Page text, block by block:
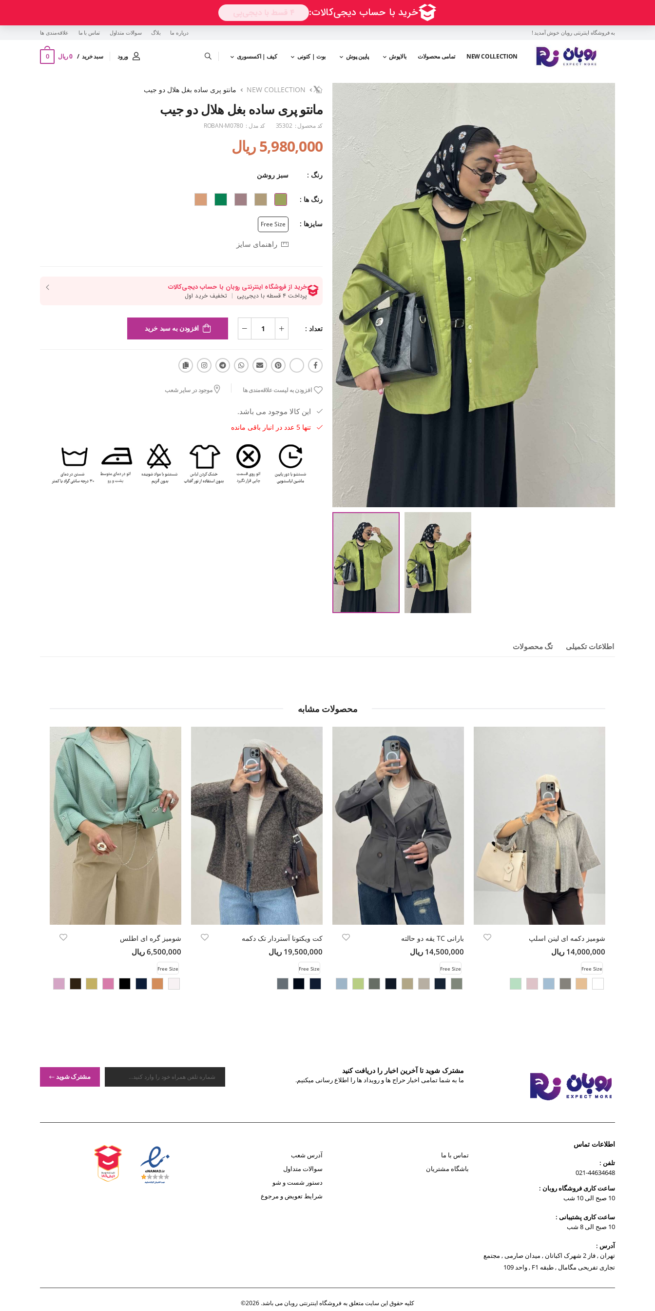
به فروشگاه اینترنتی روبان خوش آمدید ! درباره ما بلاگ سوالات متداول تماس با ما ‌علاقه‌مندی ها
NEW COLLECTION تمامی محصولات بالاپوش پایین پوش بوت | کتونی کیف | اکسسوری ورود سبد خرید 0 ریال 0
NEW COLLECTION مانتو پری ساده بغل هلال دو جیب
مانتو پری ساده بغل هلال دو جیب
کد محصول : 35302 کد مدل : ROBAN-M0780
5,980,000 ریال
رنگ : سبز روشن
رنگ ها :
سایزها : Free Size
راهنمای سایز
تعداد : افزودن به سبد خرید
افزودن به لیست علاقه‌مندی ها موجود در سایر شعب
این کالا موجود می باشد.
تنها 5 عدد در انبار باقی مانده
اطلاعات تکمیلی تگ محصولات
محصولات مشابه
شومیز دکمه ای لینن اسلپ
14,000,000 ریال
Free Size
بارانی TC یقه دو حالته
14,500,000 ریال
Free Size
کت ویکتونا آستردار تک دکمه
19,500,000 ریال
Free Size
شومیز گره ای اطلس
6,500,000 ریال
Free Size
مشترک شوید تا آخرین اخبار را دریافت کنید
ما به شما تمامی اخبار حراج ها و رویداد ها را اطلاع رسانی میکنیم. مشترک شوید
اطلاعات تماس
تلفن :
021-44634648
ساعت کاری فروشگاه روبان :
10 صبح الی 10 شب
ساعت کاری پشتیبانی :
10 صبح الی 8 شب
آدرس :
تهران , فاز 2 شهرک اکباتان , میدان صارمی , مجتمع
تجاری تفریحی مگامال , طبقه F1 , واحد 109
تماس با ما
باشگاه مشتریان
آدرس شعب
سوالات متداول
دستور شست و شو
شرایط تعویض و مرجوع
کلیه حقوق این سایت متعلق به فروشگاه اینترنتی روبان می باشد. 2026©